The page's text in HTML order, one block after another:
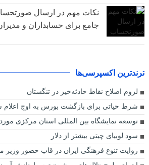
نکات مهم در ارسال
جامع برای حسابداران و
ترندترین اکسپرسی‌ها
لزوم اصلاح نقاط حادثه‌خیز در تنگستان
شرط حیاتی برای بازگشت بورس به اوج اعلام
توسعه نمایشگاه بین المللی استان مرکزی
سود لوبیای چیتی بیشتر از دلار
روایت تنوع فرهنگی ایران در قاب حضور وزیر